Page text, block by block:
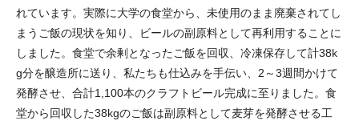
れています。実際に大学の食堂から、未使用のまま廃棄されてし
まうご飯の現状を知り、ビールの副原料として再利用することに
しました。食堂で余剰となったご飯を回収、冷凍保存して計38k
g分を醸造所に送り、私たちも仕込みを手伝い、2～3週間かけて
発酵させ、合計1,100本のクラフトビール完成に至りました。食
堂から回収した38kgのご飯は副原料として麦芽を発酵させる工